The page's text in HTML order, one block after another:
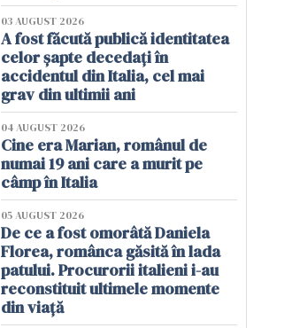
03 AUGUST 2026
A fost făcută publică identitatea
celor șapte decedați în
accidentul din Italia, cel mai
grav din ultimii ani
04 AUGUST 2026
Cine era Marian, românul de
numai 19 ani care a murit pe
câmp în Italia
05 AUGUST 2026
De ce a fost omorâtă Daniela
Florea, românca găsită în lada
patului. Procurorii italieni i-au
reconstituit ultimele momente
din viață